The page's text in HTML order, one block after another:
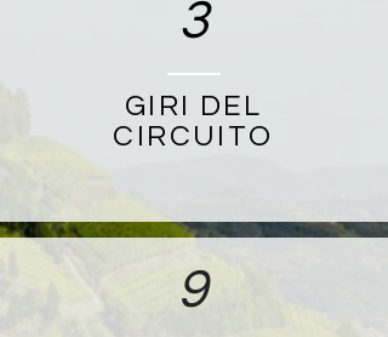
3
GIRI DEL
CIRCUITO
9